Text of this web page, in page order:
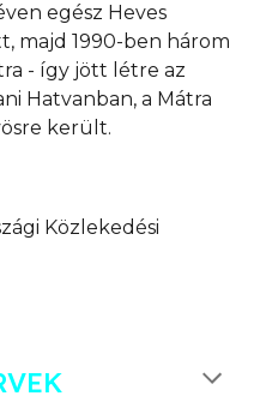
egész Heves
majd 1990-ben három
- így jött létre az
Hatvanban, a Mátra
került.
Közlekedési